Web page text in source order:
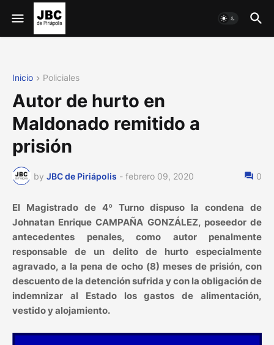
Inicio Policiales
Autor de hurto en
Maldonado remitido a
prisión
by JBC de Piriápolis - febrero 09, 2020 0
El Magistrado de 4º Turno dispuso la condena de
Johnatan Enrique CAMPAÑA GONZÁLEZ, poseedor de
antecedentes penales, como autor penalmente
responsable de un delito de hurto especialmente
agravado, a la pena de ocho (8) meses de prisión, con
descuento de la detención sufrida y con la obligación de
indemnizar al Estado los gastos de alimentación,
vestido y alojamiento.